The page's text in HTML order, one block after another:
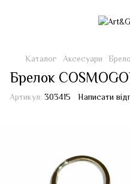
Каталог Аксесуари
Брелок
Артикул: 303415 Написати